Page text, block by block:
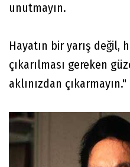
unutmayın.
Hayatın bir yarış değil,
çıkarılması gereken
aklınızdan çıkarmayın."